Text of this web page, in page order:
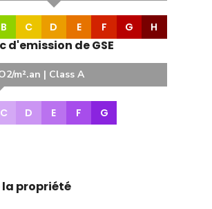
B C D E F G H
d'emission de GSE
m².an | Class A
C D E F G
la propriété